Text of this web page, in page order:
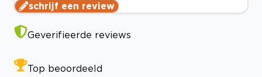
schrijf een review
Geverifieerde reviews
Top beoordeeld